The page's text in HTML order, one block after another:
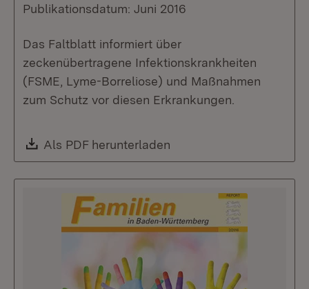
Publikationsdatum: Juni 2016
Das Faltblatt informiert über
zeckenübertragene Infektionskrankheiten
(FSME, Lyme-Borreliose) und Maßnahmen
zum Schutz vor diesen Erkrankungen.
Download:
Als PDF herunterladen